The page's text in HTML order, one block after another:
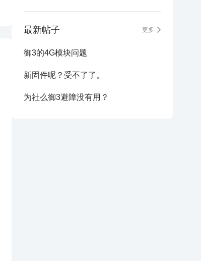
最新帖子 更多
御3的4G模块问题
新固件呢？受不了了。
为社么御3避障没有用？